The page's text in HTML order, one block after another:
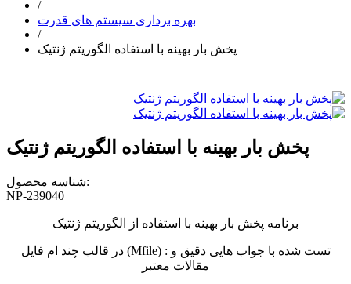
/
بهره برداری سیستم های قدرت
/
پخش بار بهینه با استفاده الگوریتم ژنتیک
پخش بار بهینه با استفاده الگوریتم ژنتیک
شناسه محصول:
NP-239040
برنامه پخش بار بهینه با استفاده از الگوریتم ژنتیک
در قالب چند ام فایل (Mfile) : تست شده با جواب هایی دقیق و
مقالات معتبر